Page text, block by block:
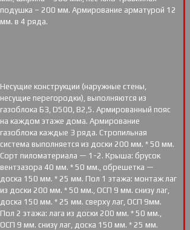
подушка – 200 мм. Армирование арматурой 12
мм. в 4 ряда.
Несущие конструкции (наружные стены,
несущие перегородки), выполняются из
газоблока Б3, D500, В2,5. Армированный пояс
на каждом этаже дома. Армирование
газоблока каждые 3 ряда. Стропильная
система выполняется из доски 200 мм. * 50 мм.
Сорт пиломатериала — 1-2. Крыша: брусок
вентзазора 40 мм. * 50 мм., обрешетка —
доска 150 мм. * 25 мм. Пол 1 этажа: монтаж лаг
из доски 200 мм. * 50 мм., ОСП 9 мм. снизу лаг,
доска 150 мм. * 25 мм. сверху лаг, ОСП 9мм.
Пол 2 этажа: лага из доски 200 мм. * 50 мм.,
ОСП 9 мм. снизу лаг, доска 150 мм. * 25 мм.